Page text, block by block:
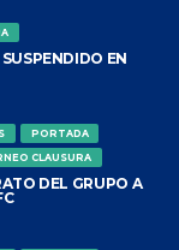
EN
PORTADA
CLAUSURA
DEL GRUPO A